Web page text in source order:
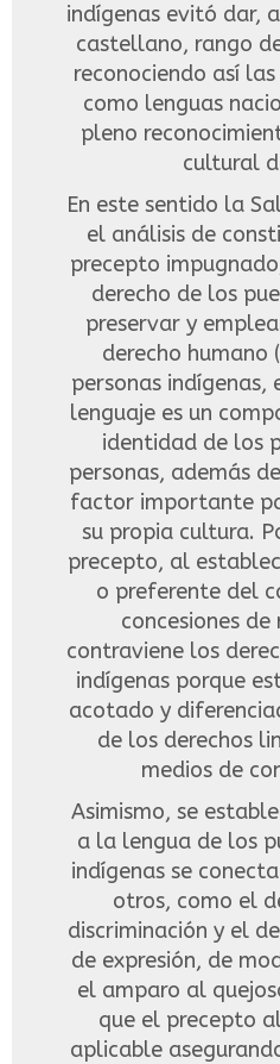
indígenas evitó dar,
castellano, rango
reconociendo así
como lenguas
pleno
cultural
En este sentido la
el análisis de
precepto
derecho de los
preservar y
derecho humano
personas
lenguaje es un
identidad de los
personas, además
factor importante
su propia cultura.
precepto, al
o preferente del
concesiones
contraviene los
indígenas porque
acotado y
de los derechos
medios de
Asimismo, se
a la lengua de los
indígenas se
otros, como el
discriminación y el
de expresión, de
el amparo al
que el precepto
aplicable